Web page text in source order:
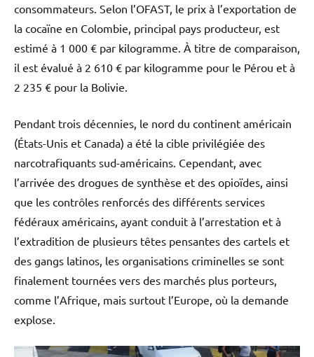
consommateurs. Selon l’OFAST, le prix à l’exportation de
la cocaïne en Colombie, principal pays producteur, est
estimé à 1 000 € par kilogramme. À titre de comparaison,
il est évalué à 2 610 € par kilogramme pour le Pérou et à
2 235 € pour la Bolivie.
Pendant trois décennies, le nord du continent américain
(États-Unis et Canada) a été la cible privilégiée des
narcotrafiquants sud-américains. Cependant, avec
l’arrivée des drogues de synthèse et des opioïdes, ainsi
que les contrôles renforcés des différents services
fédéraux américains, ayant conduit à l’arrestation et à
l’extradition de plusieurs têtes pensantes des cartels et
des gangs latinos, les organisations criminelles se sont
finalement tournées vers des marchés plus porteurs,
comme l’Afrique, mais surtout l’Europe, où la demande
explose.